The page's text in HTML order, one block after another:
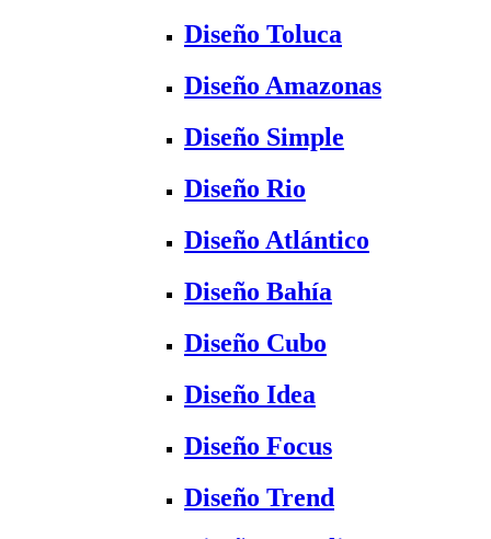
Diseño Toluca
Diseño Amazonas
Diseño Simple
Diseño Rio
Diseño Atlántico
Diseño Bahía
Diseño Cubo
Diseño Idea
Diseño Focus
Diseño Trend